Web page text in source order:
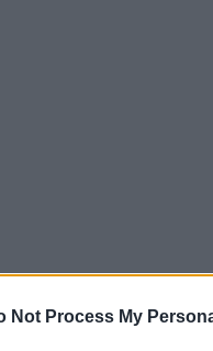
Not Process My